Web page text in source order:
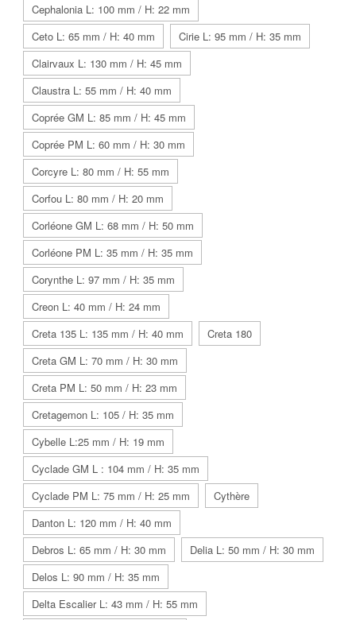
Cephalonia L: 100 mm / H: 22 mm
Ceto L: 65 mm / H: 40 mm
Cirie L: 95 mm / H: 35 mm
Clairvaux L: 130 mm / H: 45 mm
Claustra L: 55 mm / H: 40 mm
Coprée GM L: 85 mm / H: 45 mm
Coprée PM L: 60 mm / H: 30 mm
Corcyre L: 80 mm / H: 55 mm
Corfou L: 80 mm / H: 20 mm
Corléone GM L: 68 mm / H: 50 mm
Corléone PM L: 35 mm / H: 35 mm
Corynthe L: 97 mm / H: 35 mm
Creon L: 40 mm / H: 24 mm
Creta 135 L: 135 mm / H: 40 mm
Creta 180
Creta GM L: 70 mm / H: 30 mm
Creta PM L: 50 mm / H: 23 mm
Cretagemon L: 105 / H: 35 mm
Cybelle L:25 mm / H: 19 mm
Cyclade GM L : 104 mm / H: 35 mm
Cyclade PM L: 75 mm / H: 25 mm
Cythère
Danton L: 120 mm / H: 40 mm
Debros L: 65 mm / H: 30 mm
Delia L: 50 mm / H: 30 mm
Delos L: 90 mm / H: 35 mm
Delta Escalier L: 43 mm / H: 55 mm